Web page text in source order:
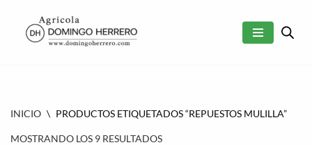
SALTAR
INICIO \ PRODUCTOS ETIQUETADOS “REPUESTOS MULILLA”
MOSTRANDO LOS 9 RESULTADOS